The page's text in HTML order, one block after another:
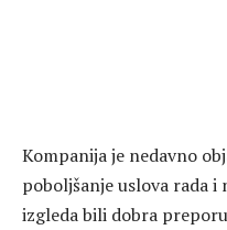
Kompanija je nedavno
poboljšanje uslova rada i
izgleda bili dobra